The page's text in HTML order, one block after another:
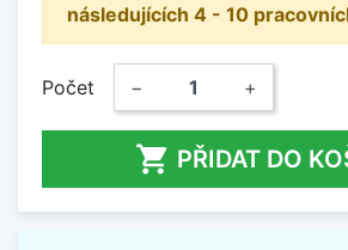
následujících 4 - 10
Počet − +
 PŘIDAT DO